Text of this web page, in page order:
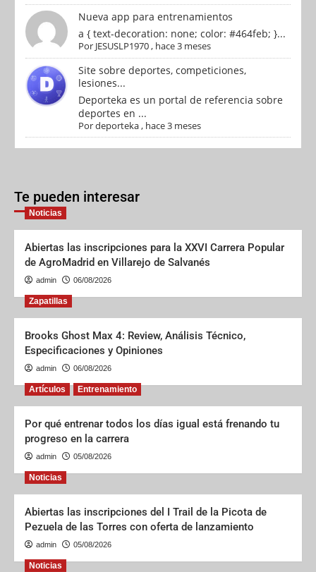
Nueva app para entrenamientos
a { text-decoration: none; color: #464feb; }...
Por JESUSLP1970 , hace 3 meses
Site sobre deportes, competiciones,
lesiones...
Deporteka es un portal de referencia sobre
deportes en ...
Pordeporteka, hace 3 meses
Te pueden interesar
Noticias
Abiertas las inscripciones para la XXVI Carrera Popular
de AgroMadrid en Villarejo de Salvanés
admin 06/08/2026
Zapatillas
Brooks Ghost Max 4: Review, Análisis Técnico,
Especificaciones y Opiniones
admin 06/08/2026
Artículos Entrenamiento
Por qué entrenar todos los días igual está frenando tu
progreso en la carrera
admin 05/08/2026
Noticias
Abiertas las inscripciones del I Trail de la Picota de
Pezuela de las Torres con oferta de lanzamiento
admin 05/08/2026
Noticias